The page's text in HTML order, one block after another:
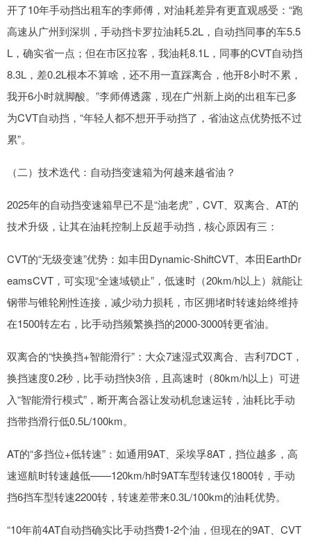
开了10年手动挡出租车的李师傅，对油耗差异有更直观感受：“跑
高速从广州到深圳，手动挡卡罗拉油耗5.2L，自动挡同事的车5.5
L，确实省一点；但在市区拉客，我油耗8.1L，同事的CVT自动挡
8.3L，差0.2L根本不算啥，还不用一直踩离合，他开8小时不累，
我开6小时就脚酸。”李师傅透露，现在广州新上岗的出租车已多
为CVT自动挡，“年轻人都不想开手动挡了，省油这点优势抵不过
累”。
（二）技术迭代：自动挡变速箱为何越来越省油？
2025年的自动挡变速箱早已不是“油老虎”，CVT、双离合、AT的
技术升级，让其在油耗控制上反超手动挡，核心原因有三：
CVT的“无级变速”优势：如丰田Dynamic-ShiftCVT、本田EarthDr
eamsCVT，可实现“全速域锁止”，低速时（20km/h以上）就能让
钢带与锥轮刚性连接，减少动力损耗，市区拥堵时转速始终维持
在1500转左右，比手动挡频繁换挡的2000-3000转更省油。
双离合的“快换挡+智能滑行”：大众7速湿式双离合、吉利7DCT，
换挡速度0.2秒，比手动挡快3倍，且高速时（80km/h以上）可进
入“智能滑行模式”，断开离合器让发动机怠速运转，油耗比手动
挡带挡滑行低0.5L/100km。
AT的“多挡位+低转速”：如通用9AT、采埃孚8AT，挡位越多，高
速巡航时转速越低——120km/h时9AT车型转速仅1800转，手动
挡6挡车型转速2200转，转速差带来0.3L/100km的油耗优势。
“10年前4AT自动挡确实比手动挡费1-2个油，但现在的9AT、CVT